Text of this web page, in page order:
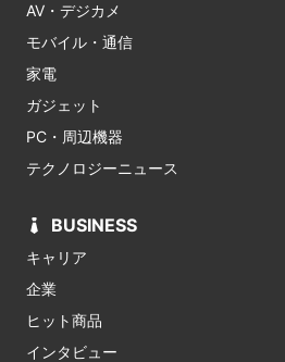
AV・デジカメ
モバイル・通信
家電
ガジェット
PC・周辺機器
テクノロジーニュース
BUSINESS
キャリア
企業
ヒット商品
インタビュー